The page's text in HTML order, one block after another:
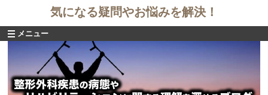
気になる疑問やお悩みを解決！
メニュー